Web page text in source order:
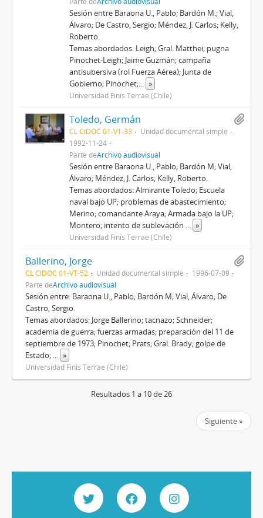
Sesión entre Baraona U., Pablo; Bardón M.; Vial,
Álvaro; De Castro, Sergio; Méndez, J. Carlos; Kelly,
Roberto.
Temas abordados: Leigh; Gral. Matthei; pugna
Pinochet-Leigh; Jaime Guzmán; campaña
antisubersiva (rol Fuerza Aérea); Junta de
Gobierno; Pinochet;... »
Universidad Finis Terrae (Chile)
Toledo, Germán
CL CIDOC 01-VT-33
Unidad documental simple
1992-11-24
Parte deArchivo audiovisual
Sesión entre Baraona U., Pablo; Bardón M; Vial,
Álvaro; Méndez, J. Carlos; Kelly, Roberto.
Temas abordados: Almirante Toledo; Escuela
naval bajo UP; problemas de abastecimiento;
Merino; comandante Araya; Armada bajo la UP;
Montero; intento de sublevación ... »
Universidad Finis Terrae (Chile)
Ballerino, Jorge
CL CIDOC 01-VT-52 Unidad documental simple
1996-07-09
Parte deArchivo audiovisual
Sesión entre: Baraona U., Pablo; Bardón M; Vial, Álvaro; De
Castro, Sergio.
Temas abordados: Jorge Ballerino; tacnazo; Schneider;
academia de guerra; fuerzas armadas; preparación del 11 de
septiembre de 1973; Pinochet; Prats; Gral. Brady; golpe de
Estado; ... »
Universidad Finis Terrae (Chile)
Resultados 1 a 10 de 26
Siguiente »